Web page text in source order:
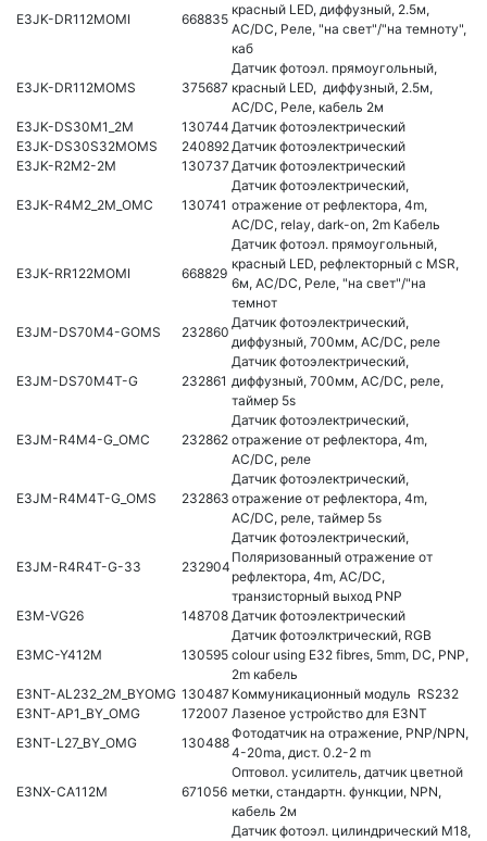
E3JK-DR112MOMI 668835
красный LED, диффузный, 2.5м,
AC/DC, Реле, "на свет"/"на темноту",
каб
E3JK-DR112MOMS 375687
Датчик фотоэл. прямоугольный,
красный LED, диффузный, 2.5м,
AC/DC, Реле, кабель 2м
E3JK-DS30M1_2M
130744 Датчик фотоэлектрический
E3JK-DS30S32MOMS
240892Датчик фотоэлектрический
E3JK-R2M2-2M
130737Датчик фотоэлектрический
E3JK-R4M2_2M_OMC 130741
Датчик фотоэлектрический,
отражение от рефлектора, 4m,
AC/DC, relay, dark-on, 2m Кабель
E3JK-RR122MOMI 668829
Датчик фотоэл. прямоугольный,
красный LED, рефлекторный с MSR,
6м, AC/DC, Реле, "на свет"/"на
темнот
E3JM-DS70M4-GOMS
232860
Датчик фотоэлектрический,
диффузный, 700мм, AC/DC, реле
E3JM-DS70M4T-G 232861
Датчик фотоэлектрический,
диффузный, 700мм, AC/DC, реле,
таймер 5s
E3JM-R4M4-G_OMC 232862
Датчик фотоэлектрический,
отражение от рефлектора, 4m,
AC/DC, реле
E3JM-R4M4T-G_OMS 232863
Датчик фотоэлектрический,
отражение от рефлектора, 4m,
AC/DC, реле, таймер 5s
E3JM-R4R4T-G-33 232904
Датчик фотоэлектрический,
Поляризованный отражение от
рефлектора, 4m, AC/DC,
транзисторный выход PNP
E3M-VG26
148708 Датчик фотоэлектрический
E3MC-Y412M 130595
Датчик фотоэлктрический, RGB
colour using E32 fibres, 5mm, DC, PNP,
2m кабель
E3NT-AL232_2M_BYOMG 130487 Коммуникационный модуль RS232
E3NT-AP1_BY_OMG
172007 Лазеное устройство для E3NT
E3NT-L27_BY_OMG
130488
Фотодатчик на отражение, PNP/NPN,
4-20ma, дист. 0.2-2 m
E3NX-CA112M 671056
Оптовол. усилитель, датчик цветной
метки, стандартн. функции, NPN,
кабель 2м
Датчик фотоэл. цилиндрический M18,